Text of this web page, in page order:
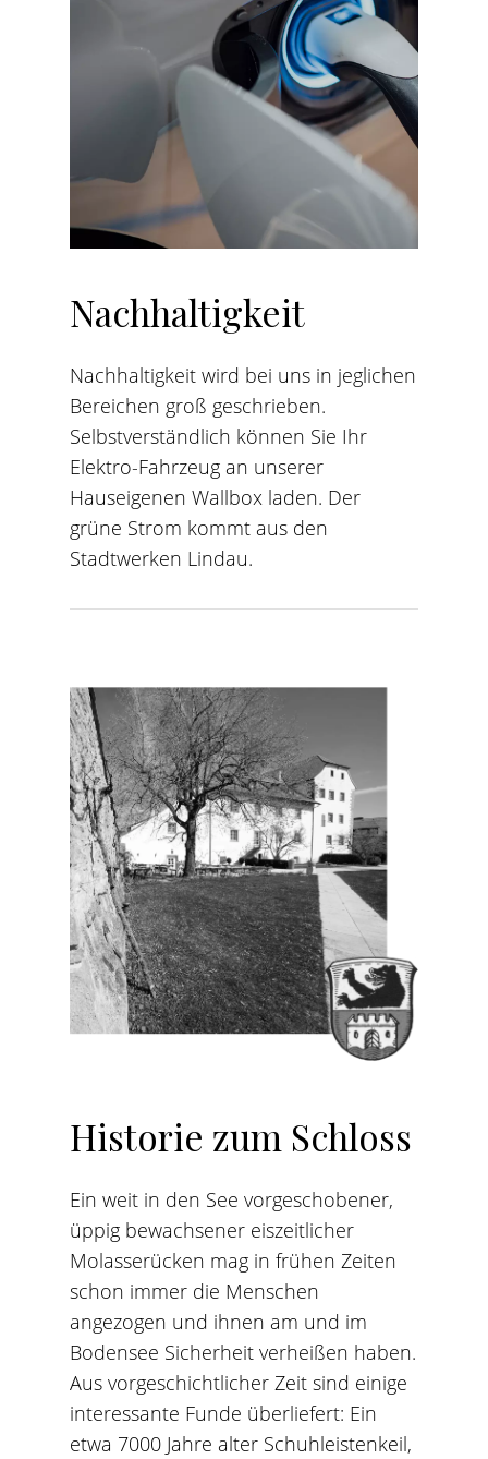
Nachhaltigkeit
Nachhaltigkeit wird bei uns in jeglichen
Bereichen groß geschrieben.
Selbstverständlich können Sie Ihr
Elektro-Fahrzeug an unserer
Hauseigenen Wallbox laden. Der
grüne Strom kommt aus den
Stadtwerken Lindau.
Historie zum Schloss
Ein weit in den See vorgeschobener,
üppig bewachsener eiszeitlicher
Molasserücken mag in frühen Zeiten
schon immer die Menschen
angezogen und ihnen am und im
Bodensee Sicherheit verheißen haben.
Aus vorgeschichtlicher Zeit sind einige
interessante Funde überliefert: Ein
etwa 7000 Jahre alter Schuhleistenkeil,